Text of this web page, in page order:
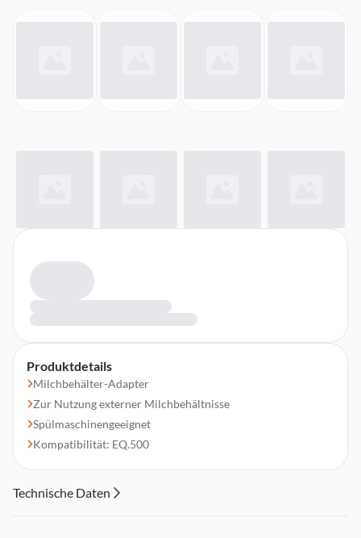
Produktdetails
Milchbehälter-Adapter
Zur Nutzung externer Milchbehältnisse
Spülmaschinengeeignet
Kompatibilität: EQ.500
Technische Daten